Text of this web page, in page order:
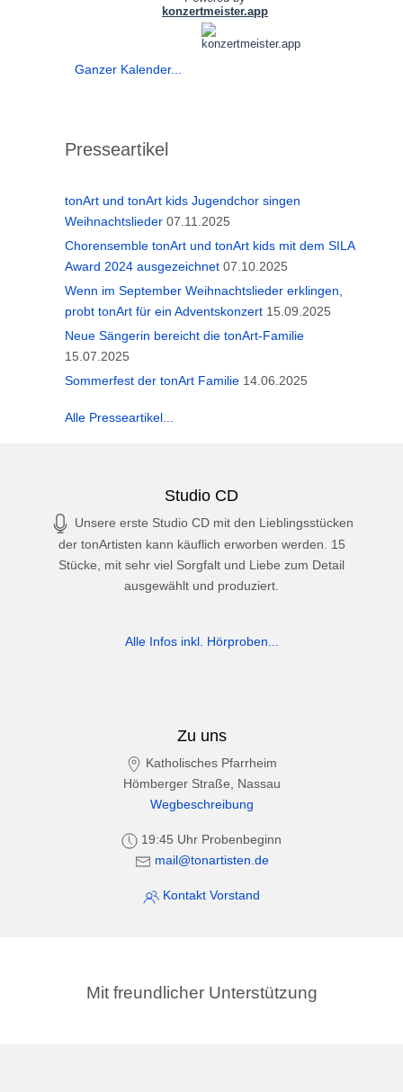
Ganzer Kalender...
Presseartikel
tonArt und tonArt kids Jugendchor singen
Weihnachtslieder 07.11.2025
Chorensemble tonArt und tonArt kids mit dem SILA
Award 2024 ausgezeichnet 07.10.2025
Wenn im September Weihnachtslieder erklingen,
probt tonArt für ein Adventskonzert 15.09.2025
Neue Sängerin bereicht die tonArt-Familie
15.07.2025
Sommerfest der tonArt Familie 14.06.2025
Alle Presseartikel...
Studio CD
Unsere erste Studio CD mit den Lieblingsstücken
der tonArtisten kann käuflich erworben werden. 15
Stücke, mit sehr viel Sorgfalt und Liebe zum Detail
ausgewählt und produziert.
Alle Infos inkl. Hörproben...
Zu uns
Katholisches Pfarrheim
Hömberger Straße, Nassau
Wegbeschreibung
19:45 Uhr Probenbeginn
mail@tonartisten.de
Kontakt Vorstand
Mit freundlicher Unterstützung